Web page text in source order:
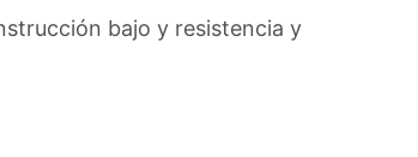
bajo y resistencia y